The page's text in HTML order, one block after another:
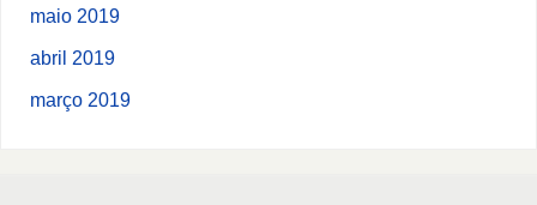
maio 2019
abril 2019
março 2019